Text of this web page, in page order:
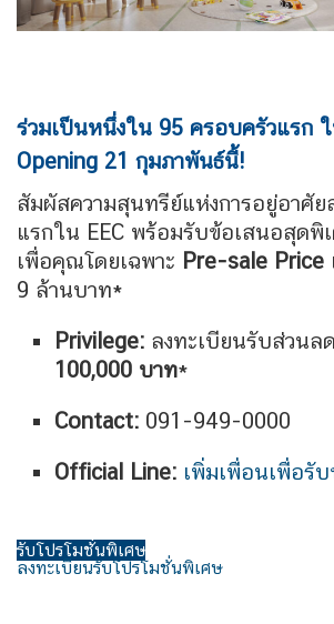
ร่วมเป็นหนึ่งใน 95 ครอบครัวแรก
Opening 21 กุมภาพันธ์นี้!
สัมผัสความสุนทรีย์แห่งการอยู่อาศัย
แรกใน EEC พร้อมรับข้อเสนอสุดพิ
เพื่อคุณโดยเฉพาะ Pre-sale Price
9 ล้านบาท*
Privilege: ลงทะเบียนรับส่วน
100,000 บาท*
Contact: 091-949-0000
Official Line: เพิ่มเพื่อนเพื่อรั
รับโปรโมชั่นพิเศษ
ลงทะเบียนรับโปรโมชั่นพิเศษ